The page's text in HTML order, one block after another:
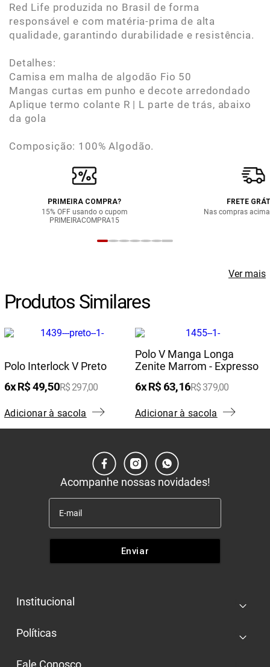
Red Life produzida no Brasil de forma
responsável e com matéria-prima de alta
qualidade, garantindo durabilidade e resistência.
Detalhes:
Camisa em malha de algodão Fio 50
Mangas curtas em punho e decote arredondado
Aplique termo colante R | L parte de trás, abaixo
da gola
Composição: 100% Algodão.
PRIMEIRA COMPRA?
15% OFF usando o cupom
PRIMEIRACOMPRA15
FRETE
Nas compras
Produtos Similares
Polo Interlock V Preto
6 R$49,50R$ 297,00
Adicionar à sacola
Polo V Manga Longa
Zenite Marrom - Expresso
6 R$ 63,16R$ 379,00
Adicionar à sacola
Ver mais
Acompanhe nossas novidades!
Enviar
Institucional
Trabalhe conosco
Políticas
Fale Conosco